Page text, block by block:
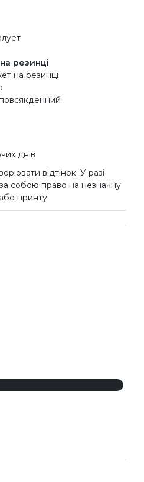
резинці
на резинці
днів
відтінок. У разі
собою право на незначну
принту.